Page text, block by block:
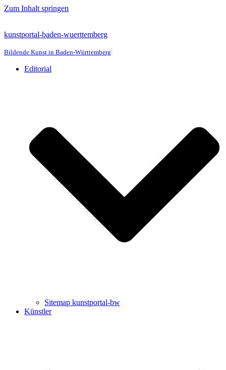
Zum Inhalt springen
kunstportal-baden-wuerttemberg
Bildende Kunst in Baden-Württemberg
Editorial
Sitemap kunstportal-bw
Künstler